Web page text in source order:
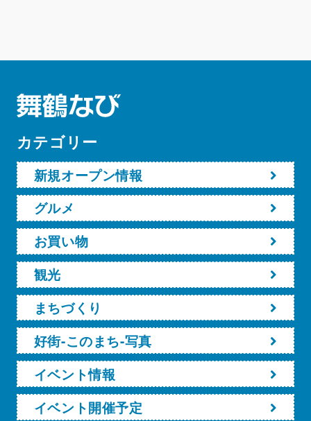
カテゴリー
新規オープン情報
グルメ
お買い物
観光
まちづくり
好街-このまち-写真
イベント情報
イベント開催予定